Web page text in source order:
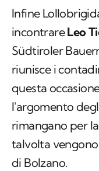
Infine
incontrareLeo
Südtiroler
riunisce i
questa
l'argomento
rimangano per
talvolta
di Bolzano.